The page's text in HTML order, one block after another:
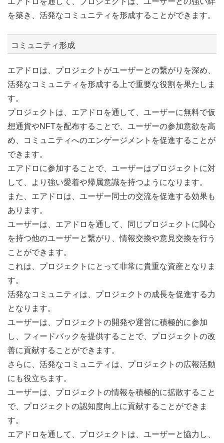
を築き、活発なコミュニティを形成することができます。
コミュニティ形成
エアドロは、プロジェクトがユーザーとの繋がりを深め、
活発なコミュニティを形成する上で重要な役割を果たしま
す。
プロジェクトは、エアドロを通して、ユーザーに無料で仮
想通貨やNFTを配布することで、ユーザーの参加意欲を高
め、コミュニティへのエンゲージメントを促進することが
できます。
エアドロに参加することで、ユーザーはプロジェクトに対
して、より強い愛着や帰属意識を持つようになります。
また、エアドロは、ユーザー同士の交流を促進する効果も
あります。
ユーザーは、エアドロを通して、同じプロジェクトに関心
を持つ他のユーザーと繋がり、情報交換や意見交換を行う
ことができます。
これは、プロジェクトにとって非常に貴重な資産となりま
す。
活発なコミュニティは、プロジェクトの成長を促進する力
となります。
ユーザーは、プロジェクトの開発や運営に積極的に参加
し、フィードバックを提供することで、プロジェクトの改
善に貢献することができます。
さらに、活発なコミュニティは、プロジェクトの広報活動
にも役立ちます。
ユーザーは、プロジェクトの情報を積極的に拡散すること
で、プロジェクトの認知度向上に貢献することができま
す。
エアドロを通して、プロジェクトは、ユーザーと協力し、